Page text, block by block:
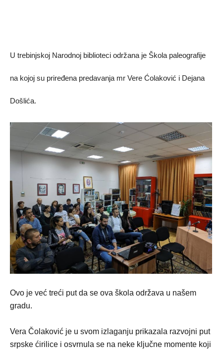
U trebinjskoj Narodnoj biblioteci održana je Škola paleografije
na kojoj su priređena predavanja mr Vere Ćolaković i Dejana
Došlića.
Ovo je već treći put da se ova škola održava u našem
gradu.
Vera Čolaković je u svom izlaganju prikazala razvojni put
srpske ćirilice i osvrnula se na neke ključne momente koji